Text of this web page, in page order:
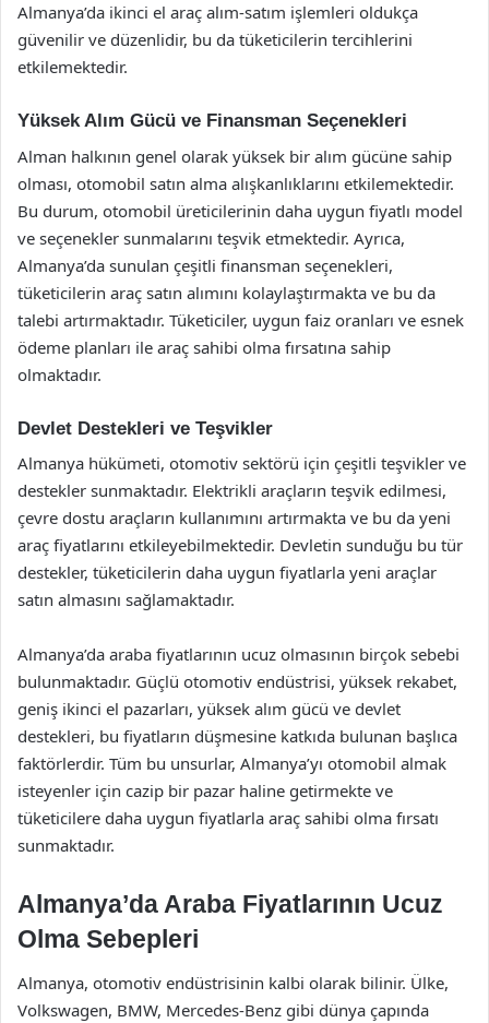
Almanya’da ikinci el araç alım-satım işlemleri oldukça
güvenilir ve düzenlidir, bu da tüketicilerin tercihlerini
etkilemektedir.
Yüksek Alım Gücü ve Finansman Seçenekleri
Alman halkının genel olarak yüksek bir alım gücüne sahip
olması, otomobil satın alma alışkanlıklarını etkilemektedir.
Bu durum, otomobil üreticilerinin daha uygun fiyatlı model
ve seçenekler sunmalarını teşvik etmektedir. Ayrıca,
Almanya’da sunulan çeşitli finansman seçenekleri,
tüketicilerin araç satın alımını kolaylaştırmakta ve bu da
talebi artırmaktadır. Tüketiciler, uygun faiz oranları ve esnek
ödeme planları ile araç sahibi olma fırsatına sahip
olmaktadır.
Devlet Destekleri ve Teşvikler
Almanya hükümeti, otomotiv sektörü için çeşitli teşvikler ve
destekler sunmaktadır. Elektrikli araçların teşvik edilmesi,
çevre dostu araçların kullanımını artırmakta ve bu da yeni
araç fiyatlarını etkileyebilmektedir. Devletin sunduğu bu tür
destekler, tüketicilerin daha uygun fiyatlarla yeni araçlar
satın almasını sağlamaktadır.
Almanya’da araba fiyatlarının ucuz olmasının birçok sebebi
bulunmaktadır. Güçlü otomotiv endüstrisi, yüksek rekabet,
geniş ikinci el pazarları, yüksek alım gücü ve devlet
destekleri, bu fiyatların düşmesine katkıda bulunan başlıca
faktörlerdir. Tüm bu unsurlar, Almanya’yı otomobil almak
isteyenler için cazip bir pazar haline getirmekte ve
tüketicilere daha uygun fiyatlarla araç sahibi olma fırsatı
sunmaktadır.
Almanya’da Araba Fiyatlarının Ucuz
Olma Sebepleri
Almanya, otomotiv endüstrisinin kalbi olarak bilinir. Ülke,
Volkswagen, BMW, Mercedes-Benz gibi dünya çapında